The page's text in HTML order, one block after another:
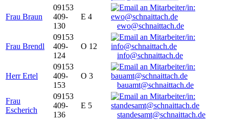
Frau Braun
09153
409-
130
E 4
ewo@schnaittach.de
Frau Brendl
09153
409-
124
O 12
info@schnaittach.de
Herr Ertel
09153
409-
153
O 3
bauamt@schnaittach.de
Frau
Escherich
09153
409-
136
E 5
standesamt@schnaittach.de